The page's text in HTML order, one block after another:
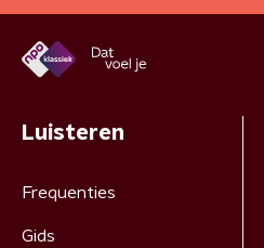
Luisteren
Frequenties
Gids